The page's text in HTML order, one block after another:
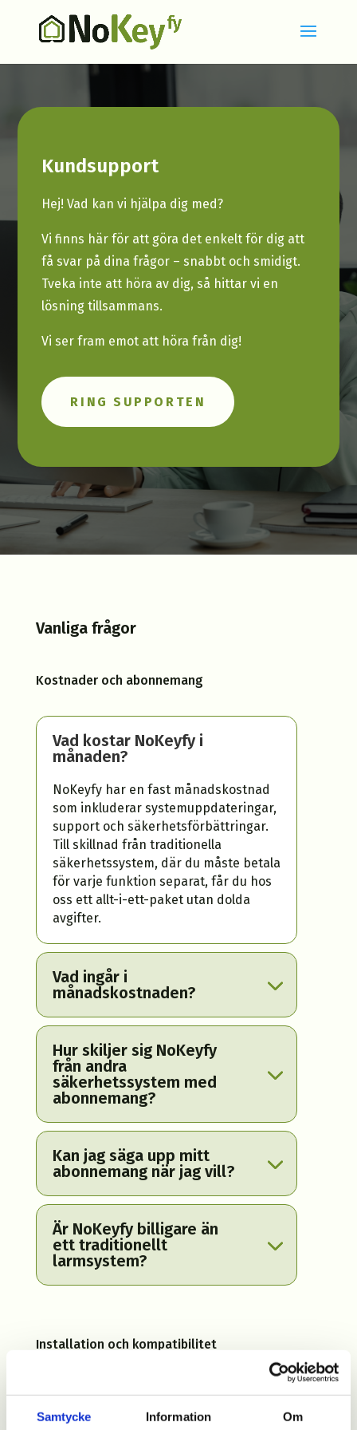
Samtycke Information Om
Kundsupport
Hej! Vad kan vi hjälpa dig med?
Vi finns här för att göra det enkelt för dig att
få svar på dina frågor – snabbt och smidigt.
Tveka inte att höra av dig, så hittar vi en
lösning tillsammans.
Vi ser fram emot att höra från dig!
RING SUPPORTEN
Vanliga frågor
Kostnader och abonnemang
Vad kostar NoKeyfy i
månaden?
NoKeyfy har en fast månadskostnad
som inkluderar systemuppdateringar,
support och säkerhetsförbättringar.
Till skillnad från traditionella
säkerhetssystem, där du måste betala
för varje funktion separat, får du hos
oss ett allt-i-ett-paket utan dolda
avgifter.
Vad ingår i
månadskostnaden?
Hur skiljer sig NoKeyfy
från andra
säkerhetssystem med
abonnemang?
Kan jag säga upp mitt
abonnemang när jag vill?
Är NoKeyfy billigare än
ett traditionellt
larmsystem?
Installation och kompatibilitet
NoKeyfy?